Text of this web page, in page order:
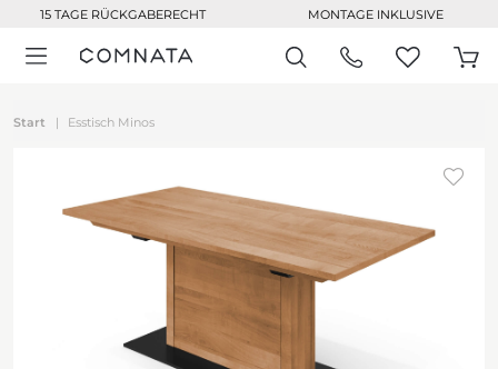
15 TAGE RÜCKGABERECHT MONTAGE INKLUSIVE
Start Esstisch Minos